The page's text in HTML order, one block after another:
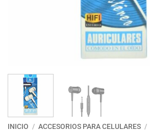
INICIO / ACCESORIOS PARA CELULARES /